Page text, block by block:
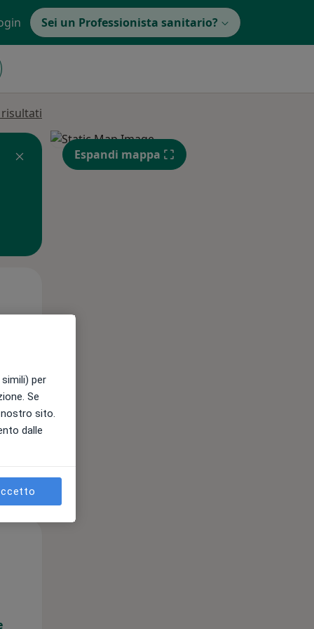
Sei un Professionista sanitario?
Espandi mappa
per
Se
sito.
dalle